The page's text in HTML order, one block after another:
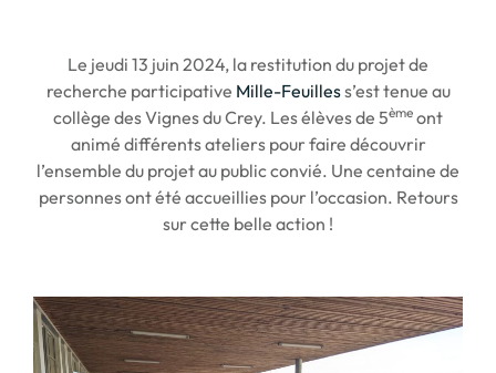
Le jeudi 13 juin 2024, la restitution du projet de
recherche participative Mille-Feuilless’est tenue au
collège des Vignes du Crey. Les élèves de 5ème ont
animé différents ateliers pour faire découvrir
l’ensemble du projet au public convié. Une centaine de
personnes ont été accueillies pour l’occasion. Retours
sur cette belle action !